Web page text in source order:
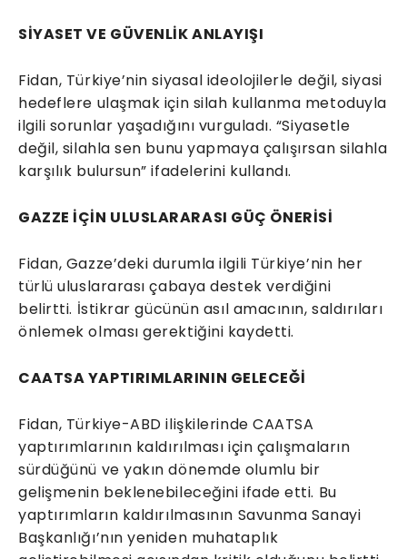
SİYASET VE GÜVENLİK ANLAYIŞI
Fidan, Türkiye’nin siyasal ideolojilerle değil, siyasi
hedeflere ulaşmak için silah kullanma metoduyla
ilgili sorunlar yaşadığını vurguladı. “Siyasetle
değil, silahla sen bunu yapmaya çalışırsan silahla
karşılık bulursun” ifadelerini kullandı.
GAZZE İÇİN ULUSLARARASI GÜÇ ÖNERİSİ
Fidan, Gazze’deki durumla ilgili Türkiye’nin her
türlü uluslararası çabaya destek verdiğini
belirtti. İstikrar gücünün asıl amacının, saldırıları
önlemek olması gerektiğini kaydetti.
CAATSA YAPTIRIMLARININ GELECEĞİ
Fidan, Türkiye-ABD ilişkilerinde CAATSA
yaptırımlarının kaldırılması için çalışmaların
sürdüğünü ve yakın dönemde olumlu bir
gelişmenin beklenebileceğini ifade etti. Bu
yaptırımların kaldırılmasının Savunma Sanayi
Başkanlığı’nın yeniden muhataplık